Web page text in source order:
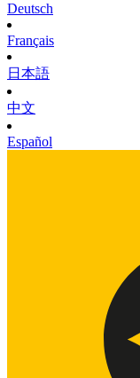
Deutsch
Français
日本語
中文
Español